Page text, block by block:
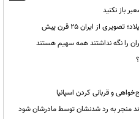
باز نکنید
را نگه نداشتند همه سهیم هستند
و قربانی کردن اسپانیا
منجر به رد شدنشان توسط مادرشان شود